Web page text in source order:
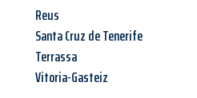
Reus
Santa Cruz de Tenerife
Terrassa
Vitoria-Gasteiz